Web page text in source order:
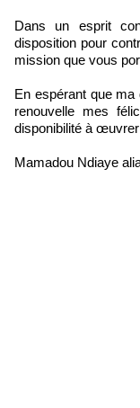
Dans un esprit
disposition pour
mission que vous
En espérant que ma
renouvelle mes
disponibilité à
Mamadou Ndiaye